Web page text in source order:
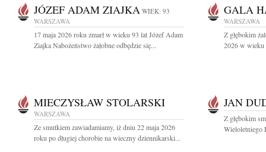
JÓZEF ADAM ZIAJKA WIEK: 93
WARSZAWA
17 maja 2026 roku zmarł w wieku 93 lat Józef Adam
Ziajka Nabożeństwo żałobne odbędzie się...
GALA
WARSZAWA
Z głębokim
2026 w wieku
MIECZYSŁAW STOLARSKI
WARSZAWA
Ze smutkiem zawiadamiamy, iż dniu 22 maja 2026
roku po długiej chorobie na wieczny dziennikarski...
JAN
Z głębokim
Wieloletniego